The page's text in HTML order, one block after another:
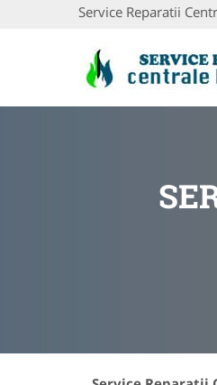
Service Reparatii